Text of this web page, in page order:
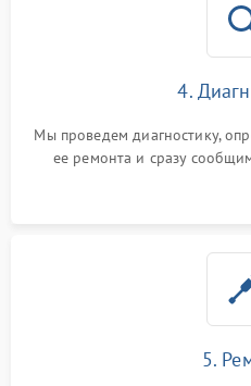
4.
Мы проведем диагностику,
ее ремонта и сразу
5.